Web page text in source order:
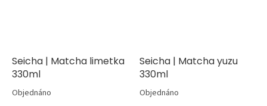
Seicha | Matcha limetka
330ml
Objednáno
Seicha | Matcha yuzu
330ml
Objednáno